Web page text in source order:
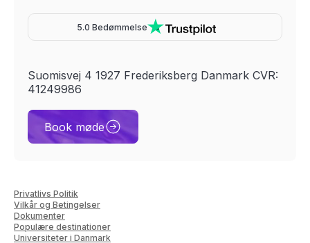
5.0 Bedømmelse
Suomisvej 4 1927 Frederiksberg Danmark CVR:
41249986
Book møde
Privatlivs Politik
Vilkår og Betingelser
Dokumenter
Populære destinationer
Universiteter i Danmark